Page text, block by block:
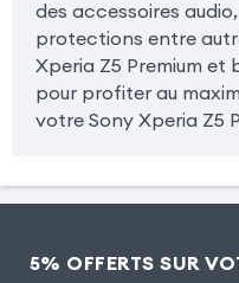
des accessoires
protections entre
Xperia Z5 Premium et
pour profiter au
votre Sony Xperia Z5
5% OFFERTS SUR